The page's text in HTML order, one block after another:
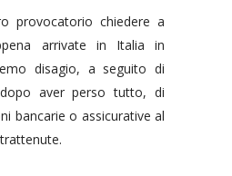
provocatorio chiedere a
arrivate in Italia in
disagio, a seguito di
aver perso tutto, di
bancarie o assicurative al